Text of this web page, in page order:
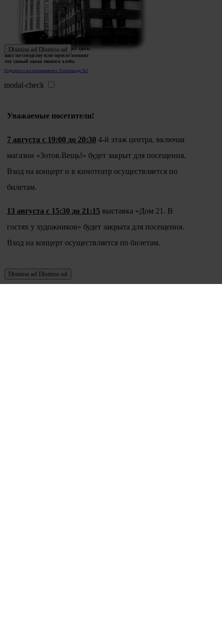
Поделитесь воспоминаниями о Хлебозаводе №5
Ждем истории тех, кто работал здесь,
жил по соседству или просто помнит
тот самый запах свежего хлеба
Dismiss ad Dismiss ad
modal-check
Уважаемые посетители!
7 августа с 19:00 до 20:30 4-й этаж центра, включая
магазин «Зотов.Вещь!» будет закрыт для посещения.
Вход на концерт и в кинотеатр осуществляется по
билетам.
13 августа с 15:30 до 21:15 выставка «Дом 21. В
гостях у художников» будет закрыта для посещения.
Вход на концерт осуществляется по билетам.
Dismiss ad Dismiss ad